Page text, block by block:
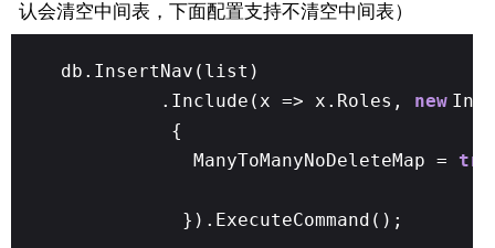
认会清空中间表，下面配置支持不清空中间表）
db.InsertNav(list)
.Include(x => x.Roles, new
{
ManyToManyNoDeleteMap =
}).ExecuteCommand();